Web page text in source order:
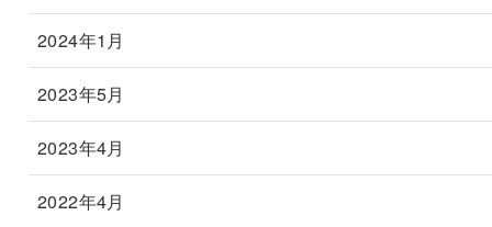
2024年1月
2023年5月
2023年4月
2022年4月